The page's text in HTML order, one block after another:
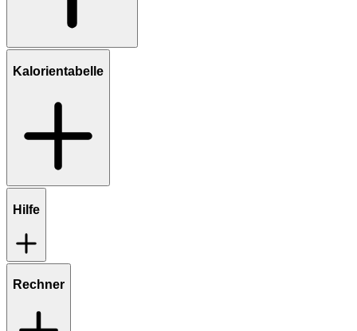
Kalorientabelle
Hilfe
Rechner